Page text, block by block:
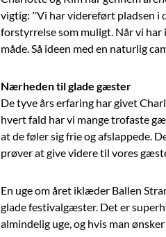
vigtig: ”Vi har videreført pladsen i
forstyrrelse som muligt. Når vi har
måde. Så ideen med en naturlig
Nærheden til glade gæster
De tyve års erfaring har givet
hvert fald har vi mange trofaste
at de føler sig frie og afslappede.
prøver at give videre til vores
En uge om året iklæder Ballen
glade festivalgæster. Det er
almindelig uge, og hvis man